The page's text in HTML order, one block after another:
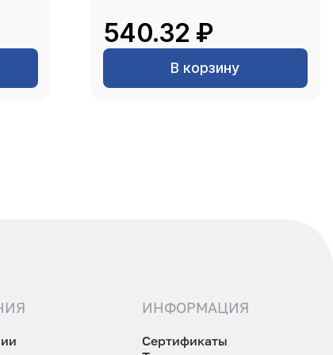
540.32 ₽
В корзину
ИНФОРМАЦИЯ
Сертификаты